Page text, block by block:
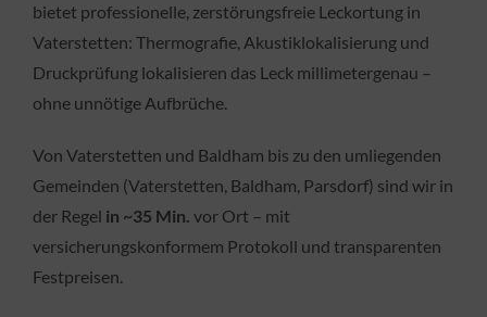
bietet professionelle, zerstörungsfreie Leckortung in
Vaterstetten: Thermografie, Akustiklokalisierung und
Druckprüfung lokalisieren das Leck millimetergenau –
ohne unnötige Aufbrüche.
Von Vaterstetten und Baldham bis zu den umliegenden
Gemeinden (Vaterstetten, Baldham, Parsdorf) sind wir in
der Regel in ~35 Min. vor Ort – mit
versicherungskonformem Protokoll und transparenten
Festpreisen.